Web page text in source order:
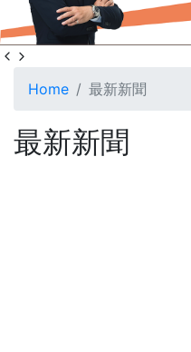
Home 最新新聞
最新新聞